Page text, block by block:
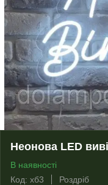
Неонова LED
В наявності
Код: хб3
Роздріб